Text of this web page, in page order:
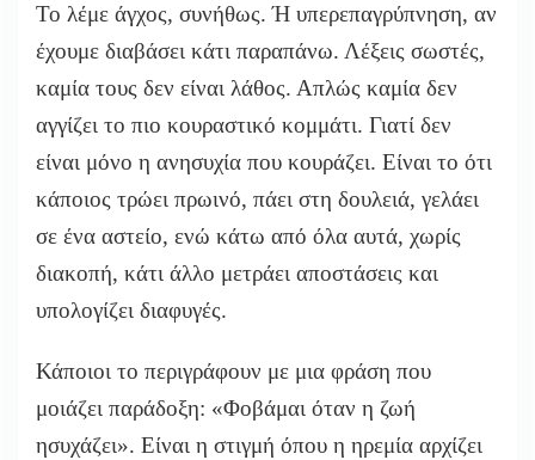
Το λέμε άγχος, συνήθως. Ή υπερεπαγρύπνηση, αν
έχουμε διαβάσει κάτι παραπάνω. Λέξεις σωστές,
καμία τους δεν είναι λάθος. Απλώς καμία δεν
αγγίζει το πιο κουραστικό κομμάτι. Γιατί δεν
είναι μόνο η ανησυχία που κουράζει. Είναι το ότι
κάποιος τρώει πρωινό, πάει στη δουλειά, γελάει
σε ένα αστείο, ενώ κάτω από όλα αυτά, χωρίς
διακοπή, κάτι άλλο μετράει αποστάσεις και
υπολογίζει διαφυγές.
Κάποιοι το περιγράφουν με μια φράση που
μοιάζει παράδοξη: «Φοβάμαι όταν η ζωή
ησυχάζει». Είναι η στιγμή όπου η ηρεμία αρχίζει